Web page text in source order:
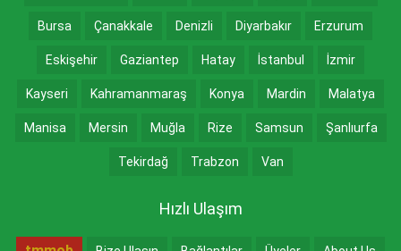
Bursa Çanakkale Denizli Diyarbakır Erzurum
Eskişehir Gaziantep Hatay İstanbul İzmir
Kayseri Kahramanmaraş Konya Mardin Malatya
Manisa Mersin Muğla Rize Samsun Şanlıurfa
Tekirdağ Trabzon Van
Hızlı Ulaşım